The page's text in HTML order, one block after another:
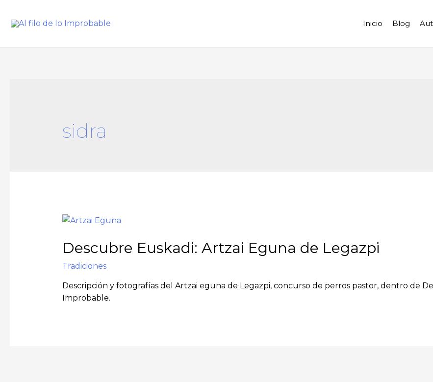
Inicio Blog
sidra
Descubre Euskadi: Artzai Eguna de Legazpi
Tradiciones
Descripción y fotografías del Artzai eguna de Legazpi, concurso de perros pastor, dentro de
Improbable.